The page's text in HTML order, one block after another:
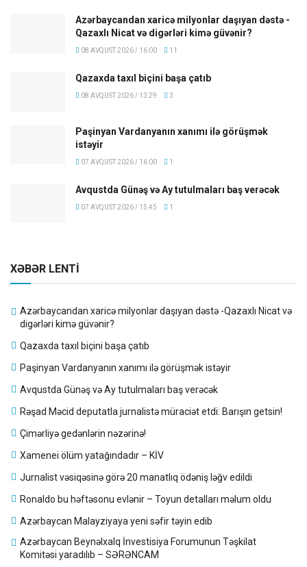
Azərbaycandan xaricə milyonlar daşıyan dəstə -
Qazaxlı Nicat və digərləri kimə güvənir?
08 AVQUST 2026 / 16:00 11
Qazaxda taxıl biçini başa çatıb
08 AVQUST 2026 / 13:29 3
Paşinyan Vardanyanın xanımı ilə görüşmək
istəyir
07 AVQUST 2026 / 16:00 1
Avqustda Günəş və Ay tutulmaları baş verəcək
07 AVQUST 2026 / 15:45 1
XƏBƏR LENTİ
Azərbaycandan xaricə milyonlar daşıyan dəstə -Qazaxlı Nicat və
digərləri kimə güvənir?
Qazaxda taxıl biçini başa çatıb
Paşinyan Vardanyanın xanımı ilə görüşmək istəyir
Avqustda Günəş və Ay tutulmaları baş verəcək
Rəşad Məcid deputatla jurnalistə müraciət etdi: Barışın getsin!
Çimərliyə gedənlərin nəzərinə!
Xamenei ölüm yatağındadır – KİV
Jurnalist vəsiqəsinə görə 20 manatlıq ödəniş ləğv edildi
Ronaldo bu həftəsonu evlənir – Toyun detalları məlum oldu
Azərbaycan Malayziyaya yeni səfir təyin edib
Azərbaycan Beynəlxalq İnvestisiya Forumunun Təşkilat
Komitəsi yaradılıb – SƏRƏNCAM